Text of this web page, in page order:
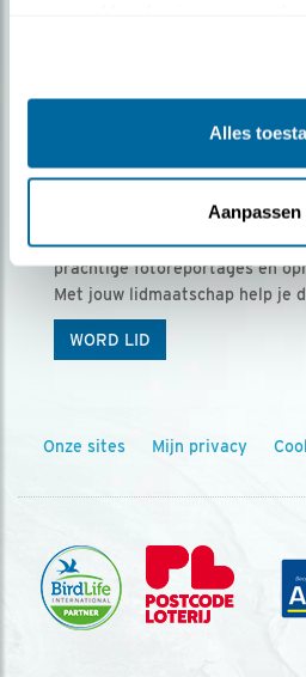
Alles
Aanpassen
Ontvang 5 x Vogels
Vogels is het tijdschrift voor
prachtige fotoreportages en
Met jouw lidmaatschap help je
WORD LID
Onze sites Mijn privacy